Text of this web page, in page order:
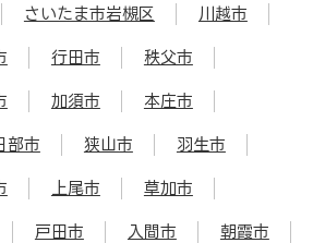
さいたま市岩槻区 川越市
行田市 秩父市
加須市 本庄市
部市 狭山市 羽生市
上尾市 草加市
戸田市 入間市 朝霞市